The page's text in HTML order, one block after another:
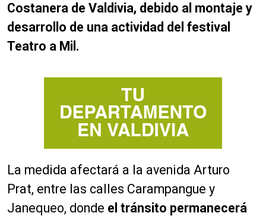
Costanera de Valdivia, debido al montaje y
desarrollo de una actividad del festival
Teatro a Mil.
La medida afectará a la avenida Arturo
Prat, entre las calles Carampangue y
Janequeo, donde el tránsito permanecerá